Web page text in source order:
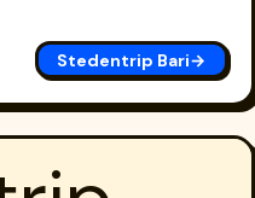
Stedentrip Bari→